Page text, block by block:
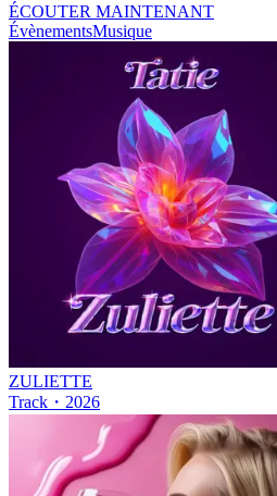
ÉCOUTER MAINTENANT
ÉvènementsMusique
ZULIETTE
Track ・ 2026